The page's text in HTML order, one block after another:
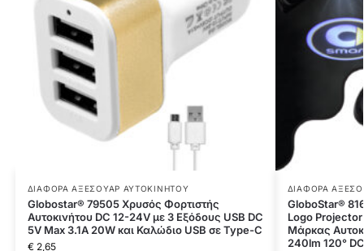
ΔΙΆΦΟΡΑ ΑΞΕΣΟΥΆΡ ΑΥΤΟΚΙΝΉΤΟΥ
Globostar® 79505 Χρυσός Φορτιστής
Αυτοκινήτου DC 12-24V με 3 Εξόδους USB DC
5V Max 3.1A 20W και Καλώδιο USB σε Type-C
€2,65
ΔΙΆΦΟΡΑ
GloboStar®
Logo
Μάρκας
240lm 120°